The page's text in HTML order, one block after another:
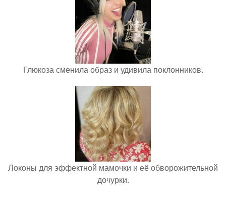
Глюкоза сменила образ и удивила поклонников.
Локоны для эффектной мамочки и её обворожительной
дочурки.